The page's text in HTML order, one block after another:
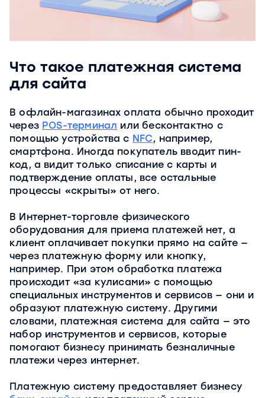
Что такое платежная система
для сайта
В офлайн-магазинах оплата обычно проходит
через POS-терминал или бесконтактно с
помощью устройства с NFC, например,
смартфона. Иногда покупатель вводит пин-
код, а видит только списание с карты и
подтверждение оплаты, все остальные
процессы «скрыты» от него.
В Интернет-торговле физического
оборудования для приема платежей нет, а
клиент оплачивает покупки прямо на сайте —
через платежную форму или кнопку,
например. При этом обработка платежа
происходит «за кулисами» с помощью
специальных инструментов и сервисов — они и
образуют платежную систему. Другими
словами, платежная система для сайта — это
набор инструментов и сервисов, которые
помогают бизнесу принимать безналичные
платежи через интернет.
Платежную систему предоставляет бизнесу